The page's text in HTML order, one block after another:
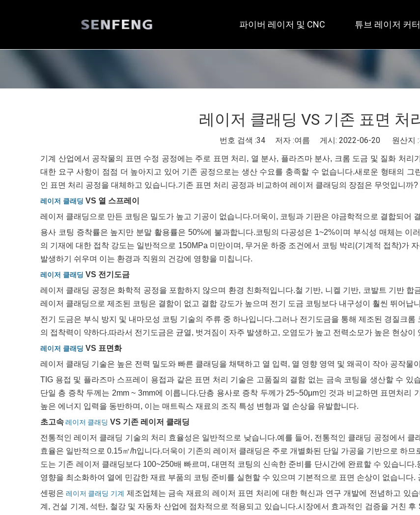
파이버 레이저 및 CNC 튜브 레이저 커터
레이저 클래딩 VS 기존 표면 처
번호 검색 :34저자 :여름 게시: 2022-06-20 원산지 :
기계 산업에서 공작물의 표면 수정 공정에는 주로 표면 처리, 열 분사, 플라즈마 분사, 크롬 도금 및 질화 처리
대한 요구 사항이 점점 더 높아지고 있어 기존 공정으로는 생산 수요를 충족할 수 없습니다.새로운 형태의 그
인 표면 처리 공정을 대체하고 있습니다.기존 표면 처리 공정과 비교하여 레이저 클래딩의 장점은 무엇입니까?
레이저 클래딩 VS 열 스프레이
레이저 클래딩으로 만든 코팅은 밀도가 높고 기공이 없습니다.더욱이, 코팅과 기판은 야금학적으로 결합되어
용사 코팅 증착률은 높지만 분말 활용률은 50%에 불과합니다.코팅의 다공성은 1~2%이며 부식성 매체는 이
의 기재에 대한 접착 강도는 일반적으로 150MPa 미만이며, 무거운 하중 조건에서 코팅 박리(기계적 접착)가
발생하기 쉬우며 이는 환경과 직원의 건강에 영향을 미칩니다.
레이저 클래딩 VS 전기도금
레이저 클래딩 공정은 화학적 공정을 포함하지 않으며 환경 친화적입니다.철 기반, 니켈 기반, 코발트 기반
레이저 클래딩으로 제조된 코팅은 결함이 없고 결합 강도가 높으며 전기 도금 코팅보다 내구성이 훨씬 뛰어납
전기 도금은 부식 방지 및 내마모성 코팅 기술의 주류 중 하나입니다.그러나 전기도금을 통해 제조된 경질크롬
의 접착력이 약하다.따라서 전기도금은 균열, 벗겨짐이 자주 발생하고, 오염도가 높고 전력소모가 높은 현상이
레이저 클래딩 VS 표면화
레이저 클래딩 기술은 높은 전력 밀도와 빠른 클래딩을 채택하고 열 입력, 열 영향 영역 및 왜곡이 작아 공작물
TIG 용접 및 플라즈마 스프레이 용접과 같은 표면 처리 기술은 고품질의 결함 없는 금속 코팅을 생산할 수 있
단일 층 증착 두께는 2mm ~ 3mm에 이릅니다.단층 용사로 증착 두께가 25~50μm인 것과 비교하면 표면처리
높은 에너지 입력을 동반하며, 이는 매트릭스 재료의 조직 특성 변형과 열 손상을 유발합니다.
초고속레이저 클래딩 VS 기존 레이저 클래딩
전통적인 레이저 클래딩 기술의 처리 효율성은 일반적으로 낮습니다.예를 들어, 전통적인 클래딩 공정에서
효율은 일반적으로 0.15㎡/h입니다.더욱이 기존의 레이저 클래딩은 주로 개별화된 단일 가공을 기반으로 하
도는 기존 레이저 클래딩보다 100~250배 빠르며, 대면적 코팅의 신속한 준비를 단시간에 완료할 수 있습니
영향을 최소화하여 열에 민감한 재료 부품의 코팅 준비를 실현할 수 있으며 기본적으로 표면 손상이 없습니다.
센펑은 레이저 클래딩 기계 제조업체는 금속 재료의 레이저 표면 처리에 대한 혁신과 연구 개발에 전념하고 있
계, 건설 기계, 석탄, 철강 및 자동차 산업에 점차적으로 적용되고 있습니다.시장에서 효과적인 검증을 거친